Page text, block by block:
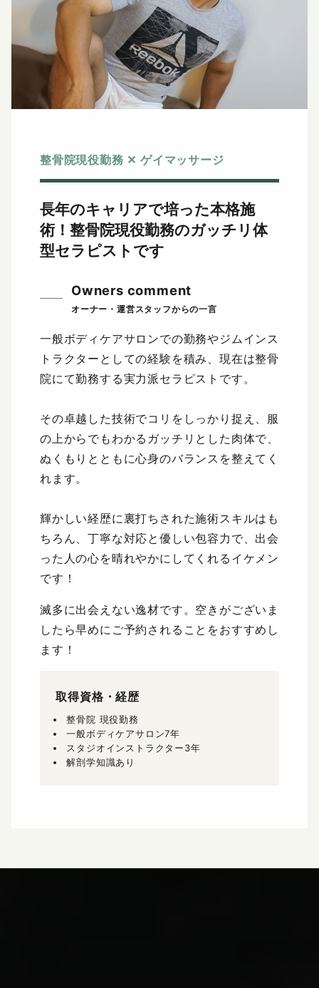
整骨院現役勤務 ✕ ゲイマッサージ
長年のキャリアで培った本格施
術！ 整骨院現役勤務のガッチリ体
型セラピストです
Owners comment
一般ボディケアサロンでの勤務やジムインス
トラクターとしての経験を積み、現在は整骨
院にて勤務する実力派セラピストです。
その卓越した技術でコリをしっかり捉え、服
の上からでもわかるガッチリとした肉体で、
ぬくもりとともに心身のバランスを整えてく
れます。
輝かしい経歴に裏打ちされた施術スキルはも
ちろん、丁寧な対応と優しい包容力で、出会
った人の心を晴れやかにしてくれるイケメン
です！
滅多に出会えない逸材です。空きがございま
したら早めにご予約されることをおすすめし
ます！
取得資格・経歴
整骨院 現役勤務
一般ボディケアサロン7年
スタジオインストラクター3年
解剖学知識あり